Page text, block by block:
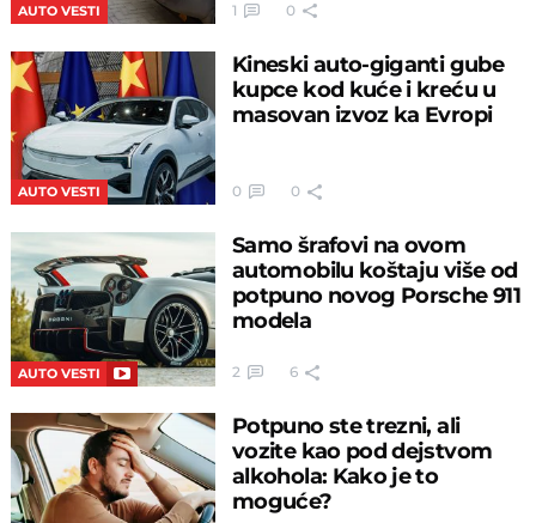
AUTO VESTI 1 0
AUTO VESTI
Kineski auto-giganti gube
kupce kod kuće i kreću u
masovan izvoz ka Evropi
0 0
AUTO VESTI
Samo šrafovi na ovom
automobilu koštaju više od
potpuno novog Porsche 911
modela
2 6
Potpuno ste trezni, ali
vozite kao pod dejstvom
alkohola: Kako je to
moguće?